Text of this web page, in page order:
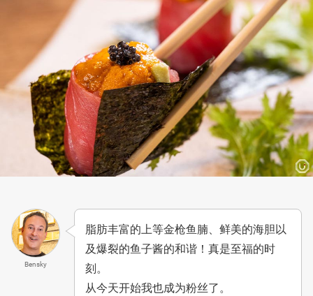
Bensky
脂肪丰富的上等金枪鱼腩、鲜美的海胆以
及爆裂的鱼子酱的和谐！真是至福的时
刻。
从今天开始我也成为粉丝了。